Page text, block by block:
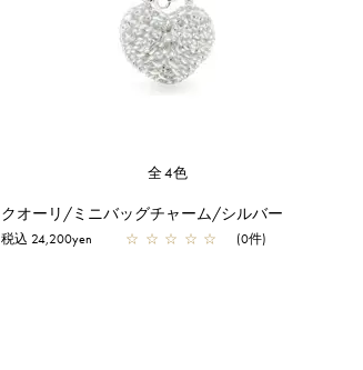
全4色
クオーリ/ミニバッグチャーム/シルバー
税込 24,200yen ☆ ☆ ☆ ☆ ☆ (0件)